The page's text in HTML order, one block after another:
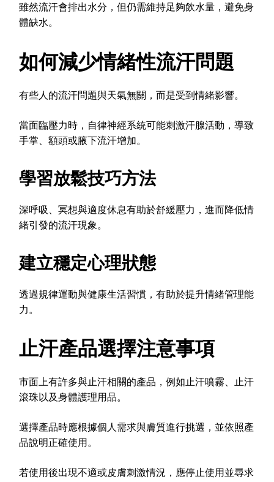
雖然流汗會排出水分，但仍需維持足夠飲水量，避免身
體缺水。
如何減少情緒性流汗問題
有些人的流汗問題與天氣無關，而是受到情緒影響。
當面臨壓力時，自律神經系統可能刺激汗腺活動，導致
手掌、額頭或腋下流汗增加。
學習放鬆技巧方法
深呼吸、冥想與適度休息有助於舒緩壓力，進而降低情
緒引發的流汗現象。
建立穩定心理狀態
透過規律運動與健康生活習慣，有助於提升情緒管理能
力。
止汗產品選擇注意事項
市面上有許多與止汗相關的產品，例如止汗噴霧、止汗
滾珠以及身體護理用品。
選擇產品時應根據個人需求與膚質進行挑選，並依照產
品說明正確使用。
若使用後出現不適或皮膚刺激情況，應停止使用並尋求